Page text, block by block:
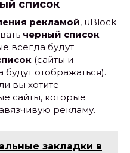
список
рекламой, uBlock
черный список
всегда будут
(сайты и
отображаться).
вы хотите
сайты, которые
рекламу.
закладки в